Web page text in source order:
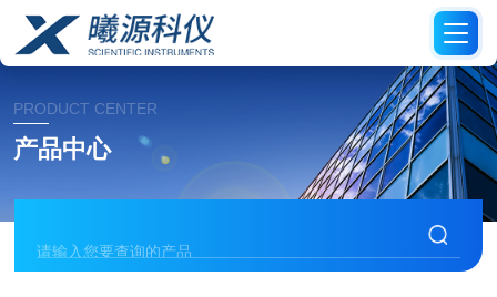
PRODUCT CENTER
产品中心